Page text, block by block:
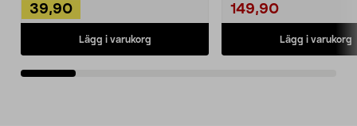
39,90
Lägg i varukorg
149,90
Lägg i varukorg